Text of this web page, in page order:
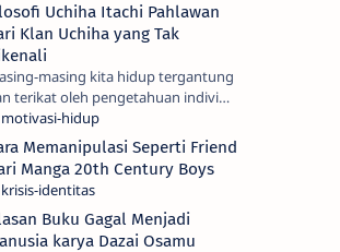
Uchiha Itachi Pahlawan
Klan Uchiha yang Tak
masing kita hidup tergantung
terikat oleh pengetahuan individu
itu adalah
kita sebut sebagai realiti —…
Memanipulasi Seperti Friend
Manga 20th Century Boys
Buku Gagal Menjadi
karya Dazai Osamu